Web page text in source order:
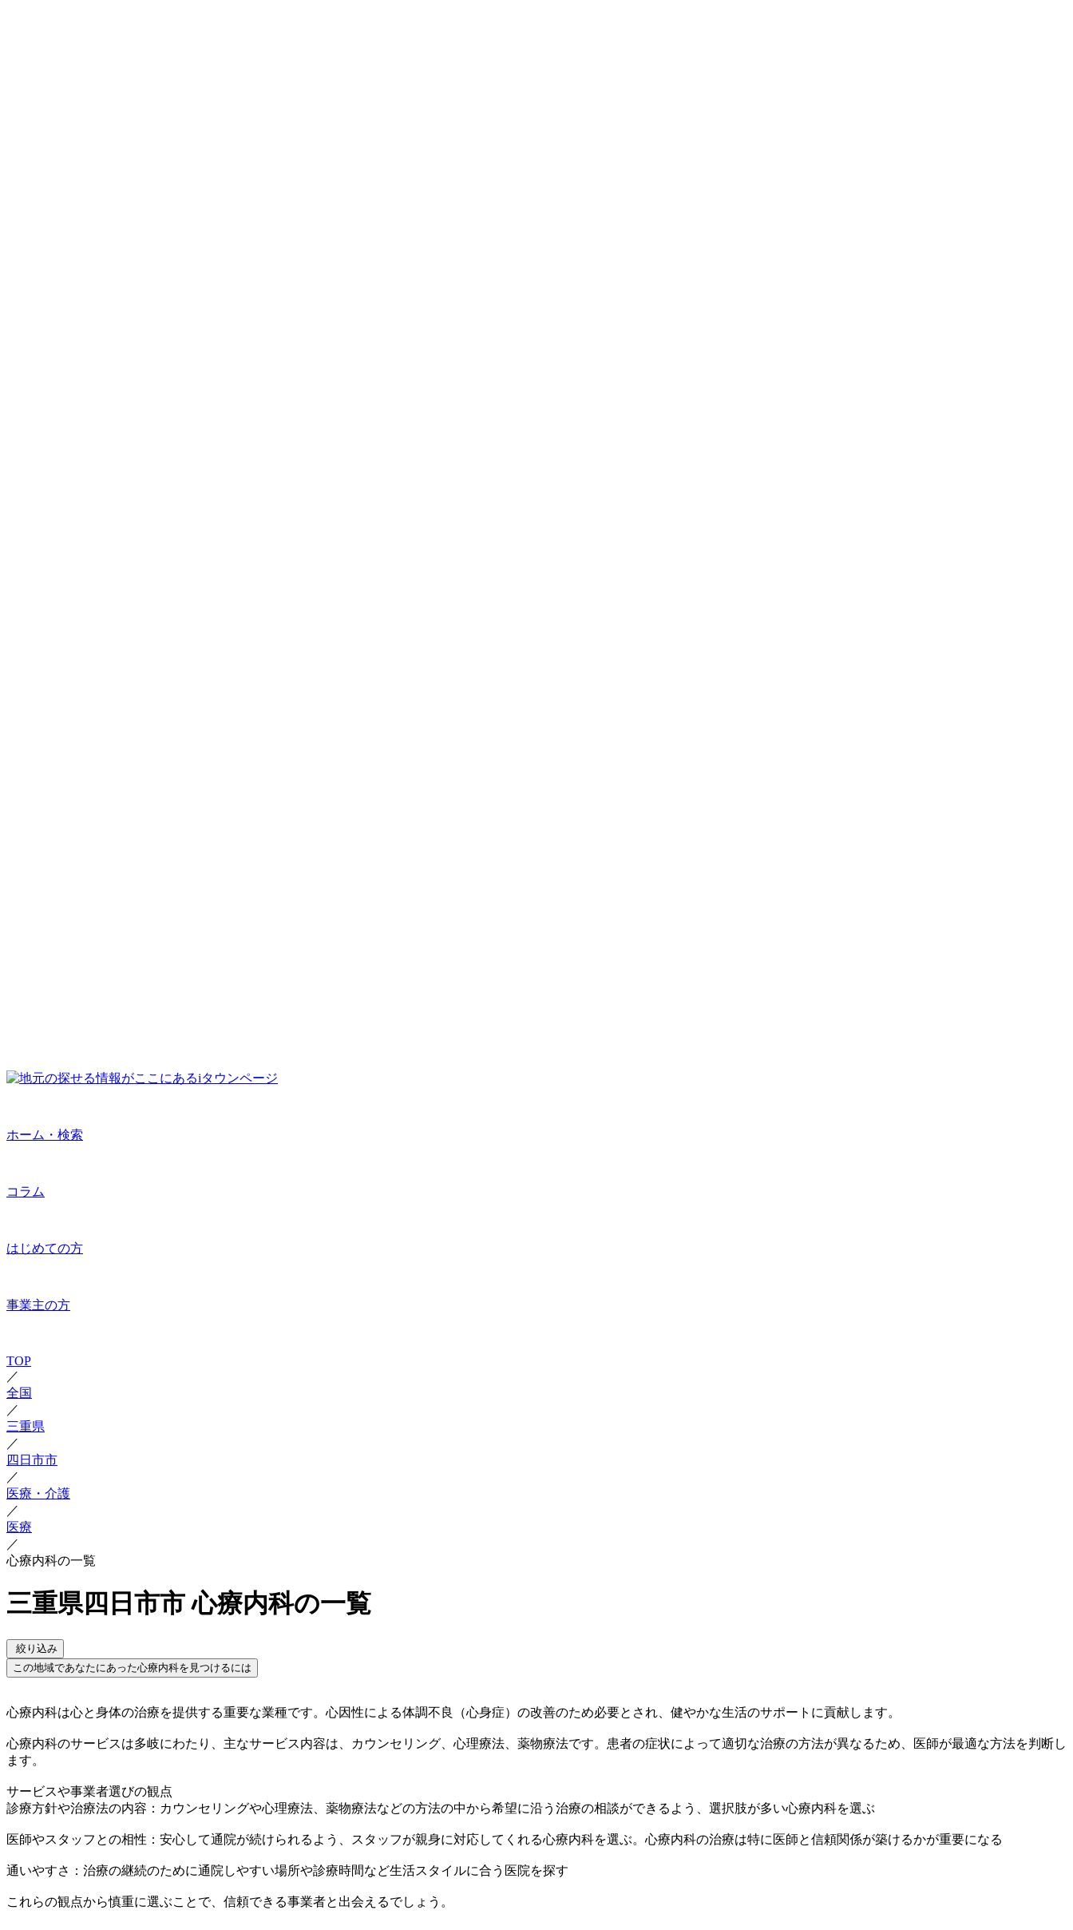
ホーム・検索
コラム
はじめての方
事業主の方
TOP
／
全国
／
三重県
／
四日市市
／
医療・介護
／
医療
／
心療内科の一覧
三重県四日市市 心療内科の一覧
絞り込み
この地域であなたにあった心療内科を見つけるには
心療内科は心と身体の治療を提供する重要な業種です。心因性による体調不良（心身症）の改善のため必要とされ、健やかな生活のサポートに貢献します。
心療内科のサービスは多岐にわたり、主なサービス内容は、カウンセリング、心理療法、薬物療法です。患者の症状によって適切な治療の方法が異なるため、医師が最適な方法を判断し
ます。
サービスや事業者選びの観点
診療方針や治療法の内容：カウンセリングや心理療法、薬物療法などの方法の中から希望に沿う治療の相談ができるよう、選択肢が多い心療内科を選ぶ
医師やスタッフとの相性：安心して通院が続けられるよう、スタッフが親身に対応してくれる心療内科を選ぶ。心療内科の治療は特に医師と信頼関係が築けるかが重要になる
通いやすさ：治療の継続のために通院しやすい場所や診療時間など生活スタイルに合う医院を探す
これらの観点から慎重に選ぶことで、信頼できる事業者と出会えるでしょう。